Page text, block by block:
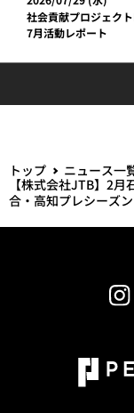
社会貢献プロジェク
7月活動レポート
トップ
ニュース一
【株式会社JTB】2
合・高知プレシーズ